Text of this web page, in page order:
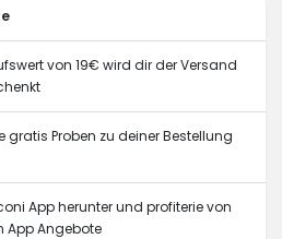
von 19€ wird dir der Versand
gratis Proben zu deiner Bestellung
App herunter und profiterie von
App Angebote